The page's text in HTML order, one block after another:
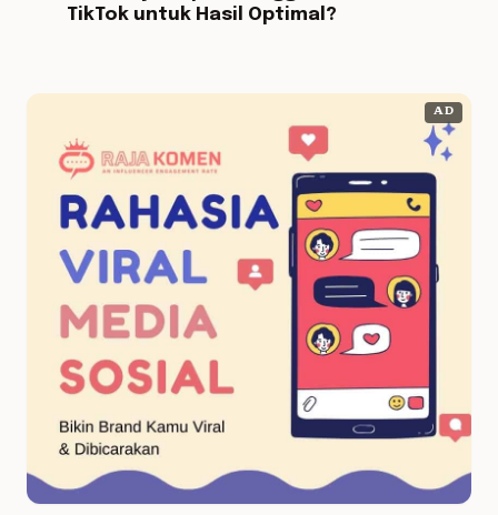
TikTok untuk Hasil Optimal?
AD